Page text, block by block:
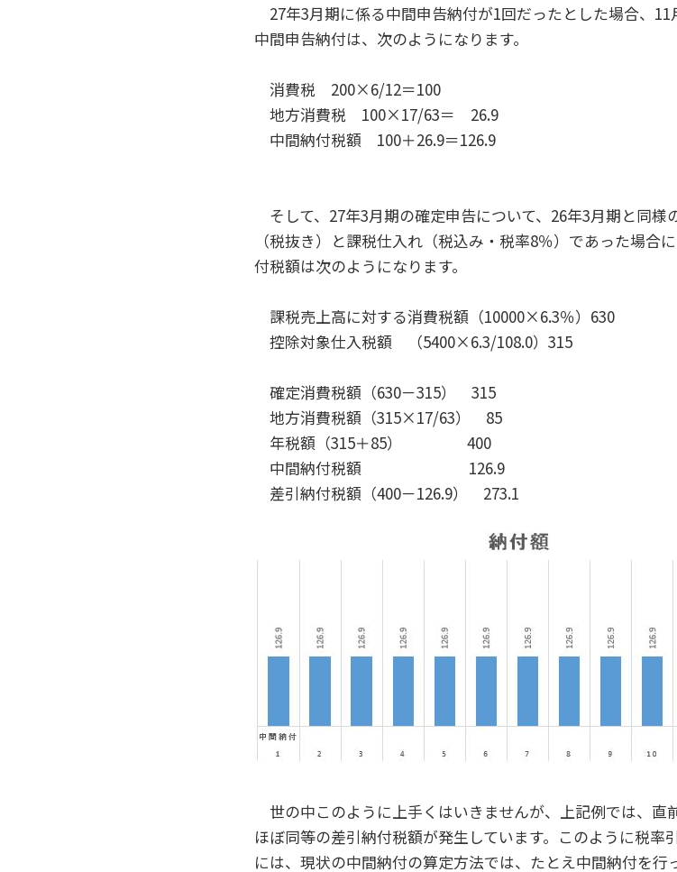
27年3月期に係る中間申告納付が1回だったとした場合、11
中間申告納付は、次のようになります。
消費税 200×6/12＝100
地方消費税 100×17/63＝ 26.9
中間納付税額 100＋26.9＝126.9
そして、27年3月期の確定申告について、26年3月期と同様
（税抜き）と課税仕入れ（税込み・税率8％）であった場合
付税額は次のようになります。
課税売上高に対する消費税額（10000×6.3％）630
控除対象仕入税額 （5400×6.3/108.0）315
確定消費税額（630－315） 315
地方消費税額（315×17/63） 85
年税額（315＋85） 400
中間納付税額 126.9
差引納付税額（400－126.9） 273.1
世の中このように上手くはいきませんが、上記例では、直
ほぼ同等の差引納付税額が発生しています。このように税率
には、現状の中間納付の算定方法では、たとえ中間納付を行